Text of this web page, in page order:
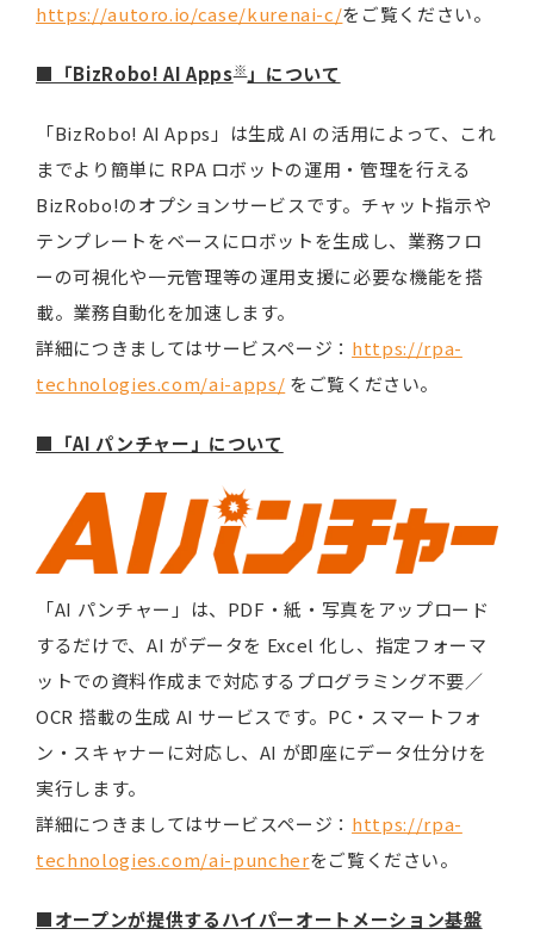
https://autoro.io/case/kurenai-c/をご覧ください。
■「BizRobo! AI Apps※」について
「BizRobo! AI Apps」は生成 AI の活用によって、これ
までより簡単に RPA ロボットの運用・管理を行える
BizRobo!のオプションサービスです。チャット指示や
テンプレートをベースにロボットを生成し、業務フロ
ーの可視化や一元管理等の運用支援に必要な機能を搭
載。業務自動化を加速します。
詳細につきましてはサービスページ： https://rpa-
technologies.com/ai-apps/ をご覧ください。
■「AI パンチャー」について
「AI パンチャー」は、PDF・紙・写真をアップロード
するだけで、AI がデータを Excel 化し、指定フォーマ
ットでの資料作成まで対応するプログラミング不要／
OCR 搭載の生成 AI サービスです。PC・スマートフォ
ン・スキャナーに対応し、AI が即座にデータ仕分けを
実行します。
詳細につきましてはサービスページ： https://rpa-
technologies.com/ai-puncherをご覧ください。
■オープンが提供するハイパーオートメーション基盤